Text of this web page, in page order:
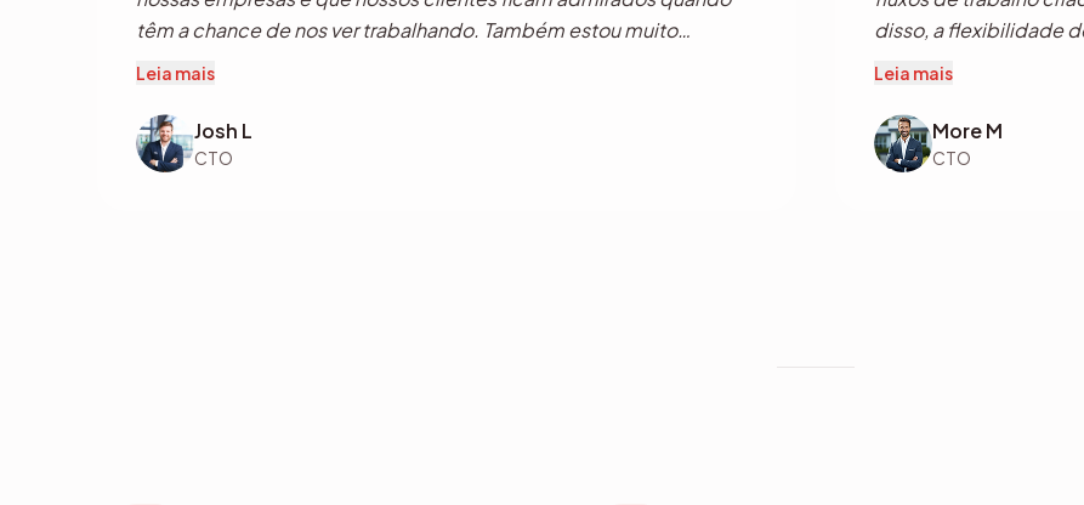
têm a chance de nos ver trabalhando. Também estou muito
orgulhoso do progresso ao longo dos anos e espero que muito mais
Leia mais
Josh L
CTO
disso, a flexibilidade
Web nas mesmas
Leia mais
More M
CTO